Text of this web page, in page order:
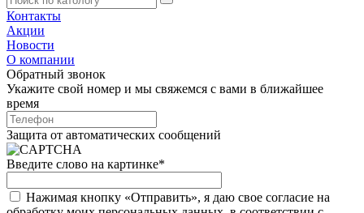
Контакты
Акции
Новости
О компании
Обратный звонок
Укажите свой номер и мы свяжемся с вами в ближайшее
время
Защита от автоматических сообщений
Введите слово на картинке*
Нажимая кнопку «Отправить», я даю свое согласие на